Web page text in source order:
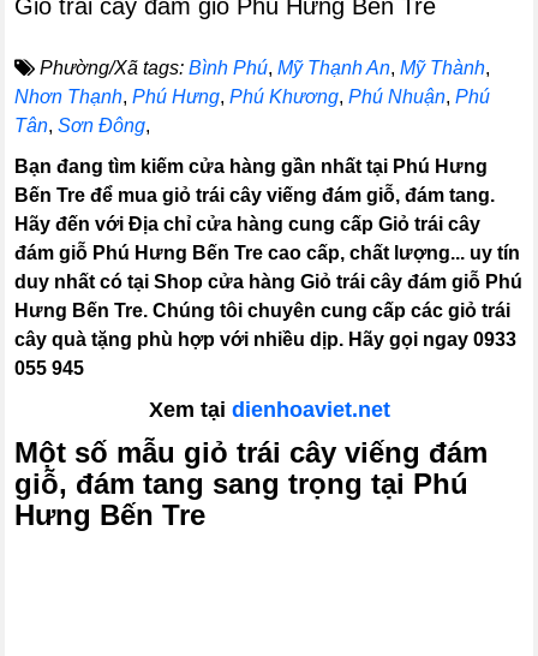
Giỏ trái cây đám giỗ Phú Hưng Bến Tre
Phường/Xã tags: Bình Phú,Mỹ Thạnh An,Mỹ Thành,
Nhơn Thạnh,Phú Hưng,Phú Khương,Phú Nhuận,Phú
Tân,Sơn Đông,
Bạn đang tìm kiếm cửa hàng gần nhất tại Phú Hưng
Bến Tre để mua giỏ trái cây viếng đám giỗ, đám tang.
Hãy đến với Địa chỉ cửa hàng cung cấp Giỏ trái cây
đám giỗ Phú Hưng Bến Tre cao cấp, chất lượng... uy tín
duy nhất có tại Shop cửa hàng Giỏ trái cây đám giỗ Phú
Hưng Bến Tre. Chúng tôi chuyên cung cấp các giỏ trái
cây quà tặng phù hợp với nhiều dịp. Hãy gọi ngay 0933
055 945
Xem tại dienhoaviet.net
Một số mẫu giỏ trái cây viếng đám
giỗ, đám tang sang trọng tại Phú
Hưng Bến Tre